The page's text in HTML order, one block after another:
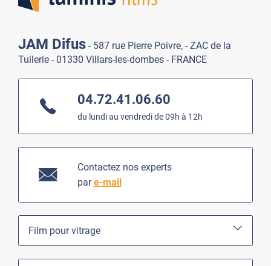
JAM Difus - 587 rue Pierre Poivre, - ZAC de la
Tuilerie - 01330 Villars-les-dombes - FRANCE
04.72.41.06.60
du lundi au vendredi de 09h à 12h
Contactez nos experts
pare-mail
Film pour vitrage